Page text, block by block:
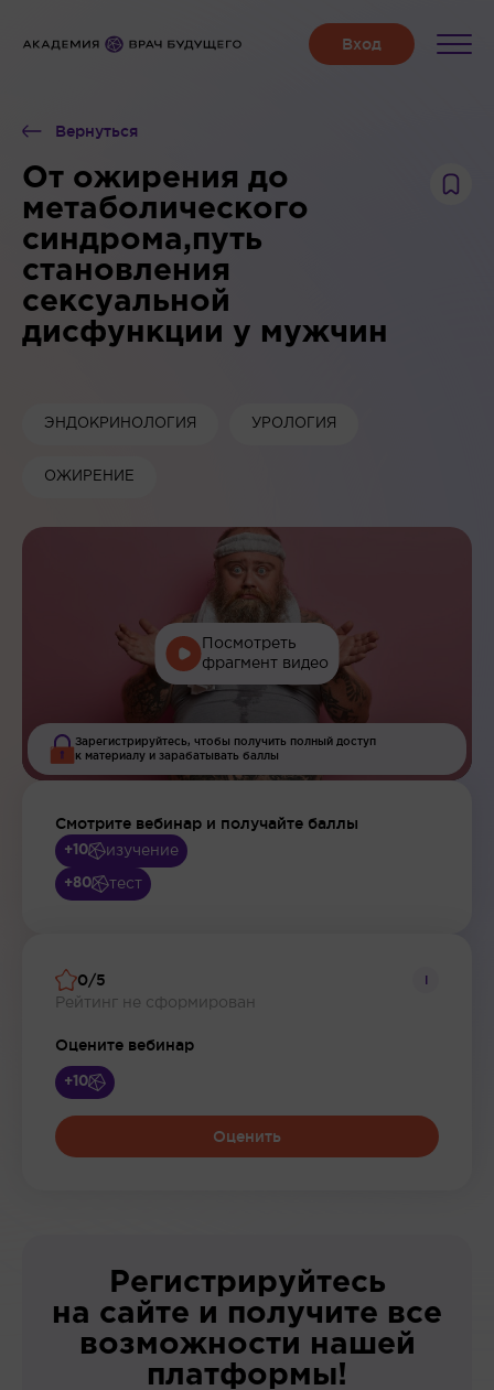
Вернуться
От ожирения до
метаболического
синдрома,путь
становления
сексуальной
дисфункции у мужчин
ЭНДОКРИНОЛОГИЯ УРОЛОГИЯ
ОЖИРЕНИЕ
Посмотреть
фрагмент видео
Зарегистрируйтесь, чтобы получить полный доступ
к материалу и зарабатывать баллы
Смотрите вебинар и получайте баллы
+10 изучение
+80 тест
0/5
Рейтинг не сформирован
i
Оцените вебинар
+10
Оценить
Регистрируйтесь
на сайте и получите все
возможности нашей
платформы!